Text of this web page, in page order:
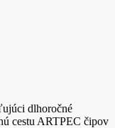
dlhoročné
cestu ARTPEC čipov